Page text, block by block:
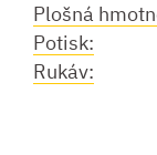
Plošná
Potisk:
Rukáv: